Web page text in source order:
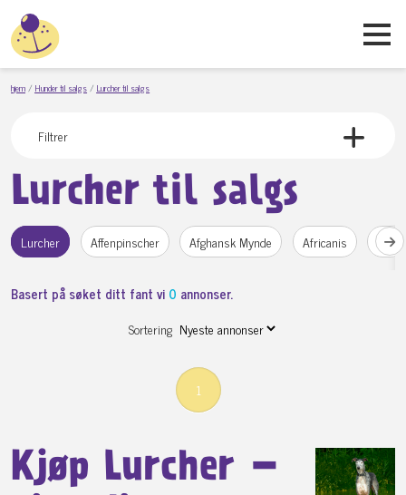
hjem Hunder til salgs Lurcher til salgs
Filtrer
Lurcher til salgs
Lurcher Affenpinscher Afghansk Mynde Africanis Aidi
Basert på søket ditt fant vi 0 annonser.
Sortering
1
Kjøp Lurcher –